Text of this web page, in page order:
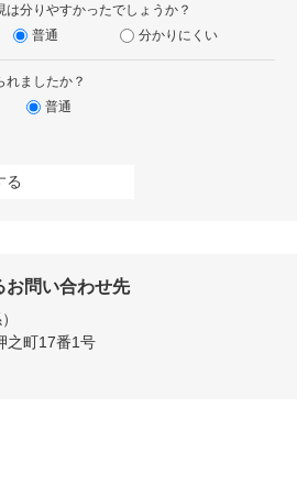
分りやすかったでしょうか？
普通 分かりにくい
れましたか？
普通
お問い合わせ先
之町17番1号